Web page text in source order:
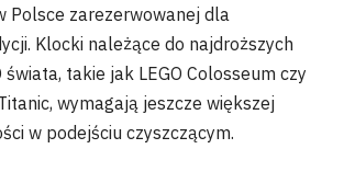
Polsce zarezerwowanej dla
Klocki należące do najdroższych
świata, takie jak LEGO Colosseum czy
wymagają jeszcze większej
w podejściu czyszczącym.